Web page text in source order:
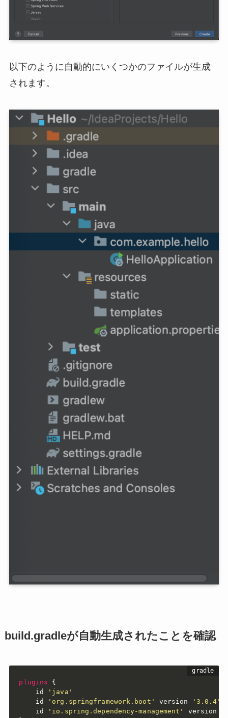
以下のように自動的にいくつかのファイルが生成
されます。
build.gradleが自動生成されたことを確認
plugins
{
    id
'java'
    id
'org.springframework.boot' version
'3.0.4'
    id
'io.spring.dependency-management' version